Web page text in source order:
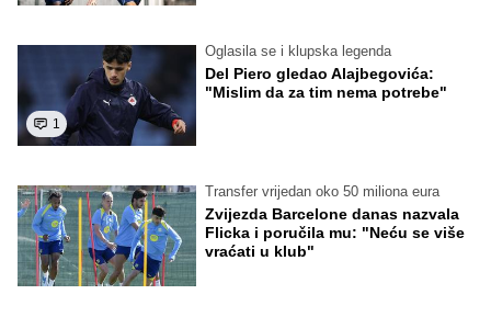
1
Oglasila se i klupska legenda
Del Piero gledao Alajbegovića:
"Mislim da za tim nema potrebe"
Transfer vrijedan oko 50 miliona eura
Zvijezda Barcelone danas nazvala
Flicka i poručila mu: "Neću se više
vraćati u klub"